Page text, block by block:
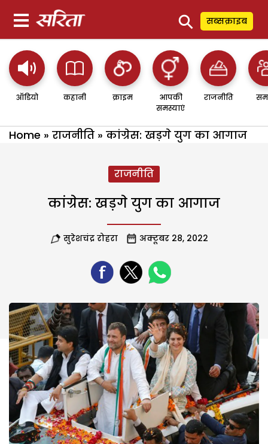
⚲ सब्सक्राइब
ऑडियो कहानी क्राइम
आपकी
समस्याएं
राजनीति
Home » राजनीति » कांग्रेस: खड़गे युग का आगाज
राजनीति
कांग्रेस: खड़गे युग का आगाज
सुरेशचंद्र रोहरा अक्टूबर 28, 2022